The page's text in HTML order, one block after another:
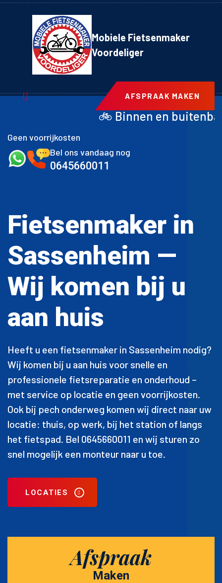
Mobiele Fietsenmaker
Voordeliger
AFSPRAAK MAKEN
🚲 Binnen en buitenband achter
Geen voorrijkosten
Bel ons vandaag nog
0645660011
Fietsenmaker in
Sassenheim —
Wij komen bij u
aan huis
Heeft u een fietsenmaker in Sassenheim nodig?
Wij komen bij u aan huis voor snelle en
professionele fietsreparatie en onderhoud –
met service op locatie en geen voorrijkosten.
Ook bij pech onderweg komen wij direct naar uw
locatie: thuis, op werk, bij het station of langs
het fietspad. Bel 0645660011 en wij sturen zo
snel mogelijk een monteur naar u toe.
LOCATIES
Afspraak
Maken